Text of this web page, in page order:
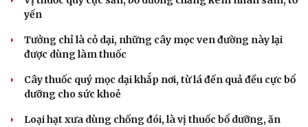
yến
Tưởng chỉ là cỏ dại, những cây mọc ven đường này lại
được dùng làm thuốc
Cây thuốc quý mọc dại khắp nơi, từ lá đến quả đều cực bổ
dưỡng cho sức khoẻ
Loại hạt xưa dùng chống đói, là vị thuốc bổ dưỡng, ăn